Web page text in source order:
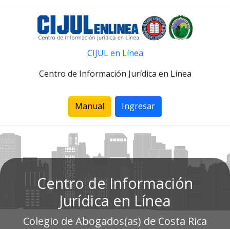
CIJUL en Línea
Centro de Información Jurídica en Línea
Manual Ingresar
Centro de Información
Jurídica en Línea
Colegio de Abogados(as) de Costa Rica